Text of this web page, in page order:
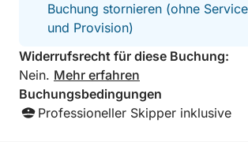
Buchung stornieren (ohne
und Provision)
Widerrufsrecht für diese Buchung:
Nein. Mehr erfahren
Buchungsbedingungen
Professioneller Skipper inklusive